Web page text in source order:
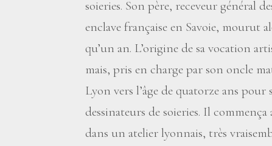
soieries. Son père, receveur général
enclave française en Savoie, mourut
qu’un an. L’origine de sa vocation
mais, pris en charge par son oncle
Lyon vers l’âge de quatorze ans
dessinateurs de soieries. Il
dans un atelier lyonnais, très